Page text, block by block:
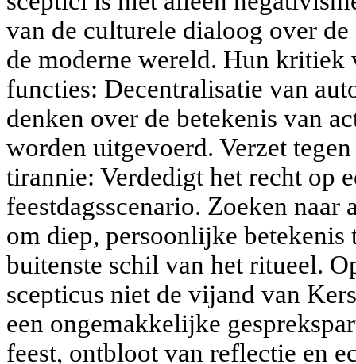
van de culturele dialoog over
de moderne wereld. Hun
functies: Decentralisatie van
denken over de betekenis van
worden uitgevoerd. Verzet
tirannie: Verdedigt het recht op
feestdagsscenario. Zoeken
om diep, persoonlijke betekenis
buitenste schil van het ritueel.
scepticus niet de vijand van
een ongemakkelijke
feest, ontbloot van reflectie en